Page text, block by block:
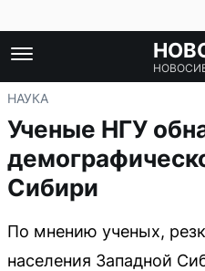
НАУКА
Ученые НГУ
Сибири
По мнению ученых,
населения Западной